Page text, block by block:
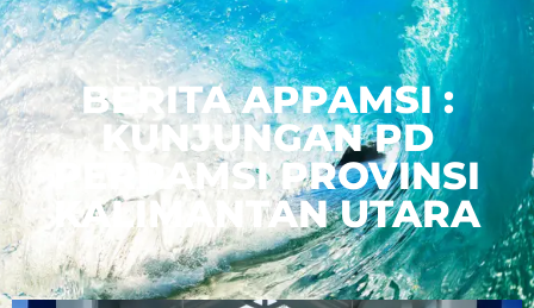
BERITA APPAMSI :
KUNJUNGAN PD
PERPAMSI PROVINSI
KALIMANTAN UTARA